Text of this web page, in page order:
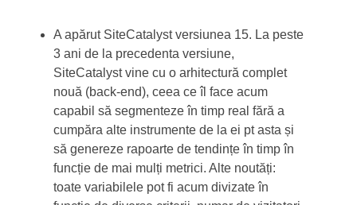
A apărut SiteCatalyst versiunea 15. La peste
3 ani de la precedenta versiune,
SiteCatalyst vine cu o arhitectură complet
nouă (back-end), ceea ce îl face acum
capabil să segmenteze în timp real fără a
cumpăra alte instrumente de la ei pt asta și
să genereze rapoarte de tendințe în timp în
funcție de mai mulți metrici. Alte noutăți:
toate variabilele pot fi acum divizate în